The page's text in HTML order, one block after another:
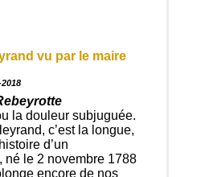
vu par le maire
la douleur subjuguée.
c’est la longue,
d’un
né le 2 novembre 1788
encore de nos